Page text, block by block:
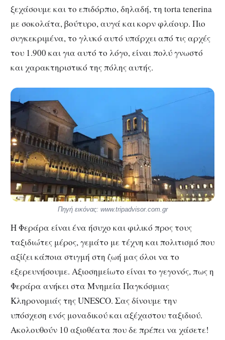
ξεχάσουμε και το επιδόρπιο, δηλαδή, τη torta tenerina
με σοκολάτα, βούτυρο, αυγά και κορν φλάουρ. Πιο
συγκεκριμένα, το γλυκό αυτό υπάρχει από τις αρχές
του 1.900 και για αυτό το λόγο, είναι πολύ γνωστό
και χαρακτηριστικό της πόλης αυτής.
Πηγή εικόνας: www.tripadvisor.com.gr
Η Φεράρα είναι ένα ήσυχο και φιλικό προς τους
ταξιδιώτες μέρος, γεμάτο με τέχνη και πολιτισμό που
αξίζει κάποια στιγμή στη ζωή μας όλοι να το
εξερευνήσουμε. Αξιοσημείωτο είναι το γεγονός, πως η
Φεράρα ανήκει στα Μνημεία Παγκόσμιας
Κληρονομιάς της UNESCO. Σας δίνουμε την
υπόσχεση ενός μοναδικού και αξέχαστου ταξιδιού.
Ακολουθούν 10 αξιοθέατα που δε πρέπει να χάσετε!